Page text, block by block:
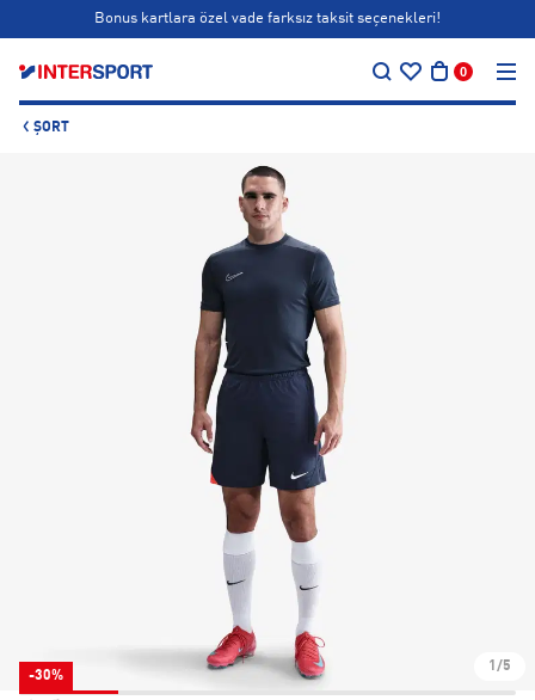
Bonus kartlara özel vade farksız taksit seçenekleri!
0
ŞORT
-30%
1/5